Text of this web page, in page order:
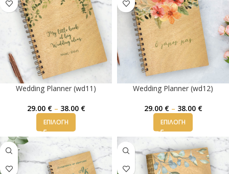
Wedding Planner (wd11)
29.00 € – 38.00 €
ΕΠΙΛΟΓΉ
Wedding Planner (wd12)
29.00 € – 38.00 €
ΕΠΙΛΟΓΉ